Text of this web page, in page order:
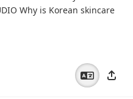
Why is Korean skincare